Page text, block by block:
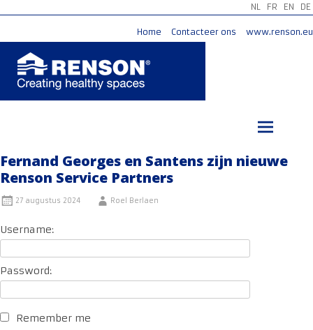
NL FR EN DE
Home Contacteer ons www.renson.eu
Fernand Georges en Santens zijn nieuwe
Renson Service Partners
27 augustus 2024 Roel Berlaen
Username:
Password:
Remember me